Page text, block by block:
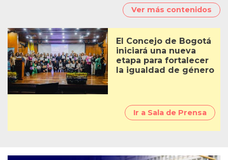
El Concejo de Bogotá
iniciará una nueva
etapa para fortalecer